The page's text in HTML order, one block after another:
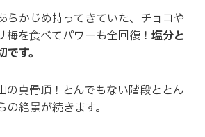
らかじめ持ってきていた、チョコや
梅を食べてパワーも全回復！ 塩分と
す。
の真骨頂！とんでもない階段ととん
絶景が続きます。